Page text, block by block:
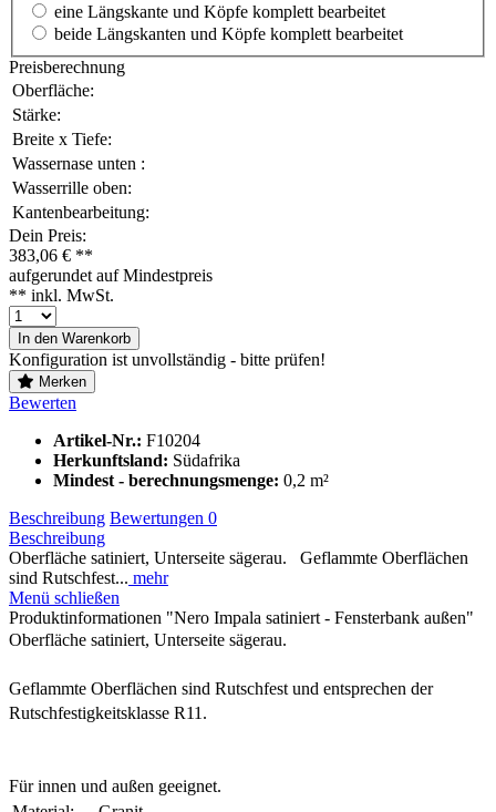
eine Längskante und Köpfe komplett bearbeitet
beide Längskanten und Köpfe komplett bearbeitet
Preisberechnung
Oberfläche:
Stärke:
Breite x Tiefe:
Wassernase unten :
Wasserrille oben:
Kantenbearbeitung:
Dein Preis:
383,06 € **
aufgerundet auf Mindestpreis
** inkl. MwSt.
In den Warenkorb
Konfiguration ist unvollständig - bitte prüfen!
Merken
Bewerten
Artikel-Nr.: F10204
Herkunftsland: Südafrika
Mindest - berechnungsmenge: 0,2 m²
Beschreibung Bewertungen 0
Beschreibung
Oberfläche satiniert, Unterseite sägerau. Geflammte Oberflächen
sind Rutschfest... mehr
Menü schließen
Produktinformationen "Nero Impala satiniert - Fensterbank außen"
Oberfläche satiniert, Unterseite sägerau.
Geflammte Oberflächen sind Rutschfest und entsprechen der
Rutschfestigkeitsklasse R11.
Für innen und außen geeignet.